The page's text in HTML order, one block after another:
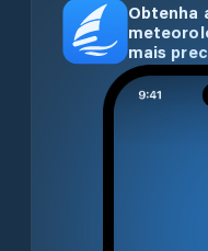
Obtenha
mais